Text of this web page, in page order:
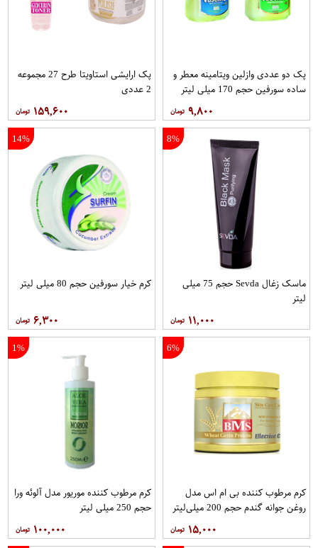
پک دو عددی وازلین ویتامینه معطر و
ساده سورفین حجم 170 میلی لیتر
۹,۸۰۰
پک ارایشی استاویتا طرح 27 مجموعه
2 عددی
۱۵۹,۶۰۰
8%
ماسک زغال Sevda حجم 75 میلی
لیتر
۱۱,۰۰۰
14%
کرم خیار سورفین حجم 80 میلی لیتر
۶,۳۰۰
6%
کرم مرطوب کننده بی ام اس مدل
روغن جوانه گندم حجم 200 میلی‌لیتر
۱۵,۰۰۰
1%
کرم مرطوب کننده موریور مدل آلوئه ورا
حجم 250 میلی لیتر
۱۰۰,۰۰۰